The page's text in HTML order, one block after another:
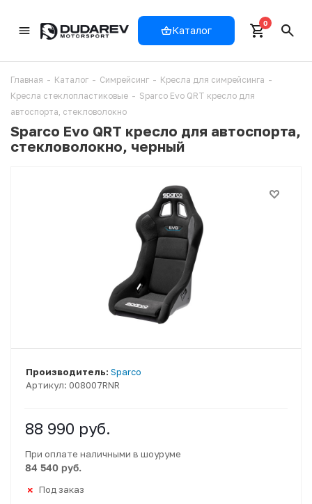
Каталог
0
Главная - Каталог - Симрейсинг - Кресла для симрейсинга -
Кресла стеклопластиковые - Sparco Evo QRT кресло для
автоспорта, стекловолокно
Sparco Evo QRT кресло для автоспорта,
стекловолокно, черный
Артикул: 008007RNR
Производитель: Sparco
88 990 руб.
При оплате наличными в шоуруме
84 540 руб.
Под заказ